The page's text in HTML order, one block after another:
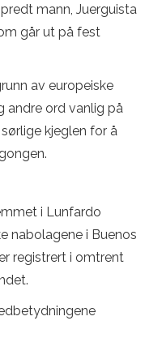
mann, Juerguista
går ut på fest
av europeiske
andre ord vanlig på
kjeglen for å
i Lunfardo
nabolagene i Buenos
registrert i omtrent